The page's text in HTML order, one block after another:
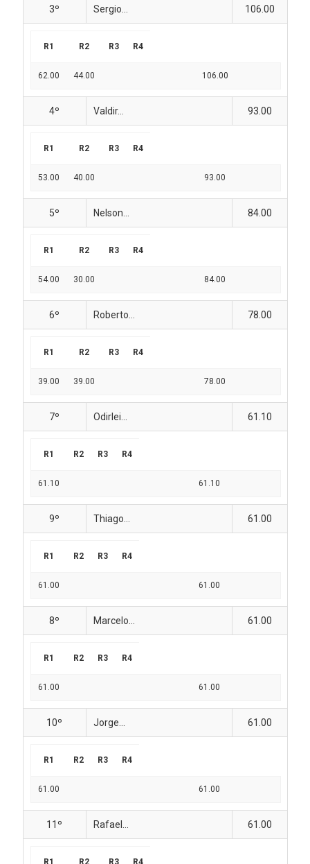
3º Sergio... 106.00
R1 R2 R3 R4
62.00 44.00 106.00
4º Valdir... 93.00
R1 R2 R3 R4
53.00 40.00 93.00
5º Nelson... 84.00
R1 R2 R3 R4
54.00 30.00 84.00
6º Roberto... 78.00
R1 R2 R3 R4
39.00 39.00 78.00
7º Odirlei... 61.10
R1 R2 R3 R4
61.10 61.10
9º Thiago... 61.00
R1 R2 R3 R4
61.00 61.00
8º Marcelo... 61.00
R1 R2 R3 R4
61.00 61.00
10º Jorge... 61.00
R1 R2 R3 R4
61.00 61.00
11º Rafael... 61.00